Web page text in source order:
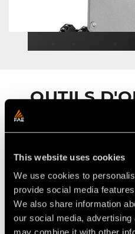
This website uses cookies
We use cookies to
provide social media
We also share information
our social media,
OUTILS